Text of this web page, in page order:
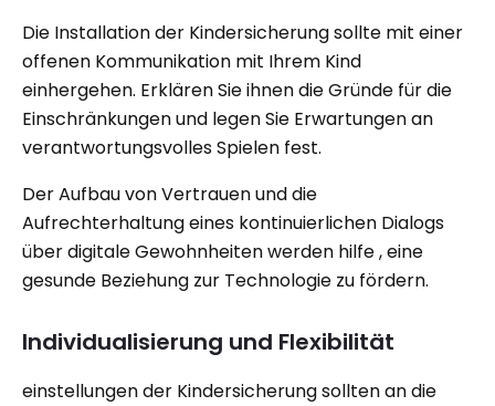
Die Installation der Kindersicherung sollte mit einer
offenen Kommunikation mit Ihrem Kind
einhergehen. Erklären Sie ihnen die Gründe für die
Einschränkungen und legen Sie Erwartungen an
verantwortungsvolles Spielen fest.
Der Aufbau von Vertrauen und die
Aufrechterhaltung eines kontinuierlichen Dialogs
über digitale Gewohnheiten werden hilfe , eine
gesunde Beziehung zur Technologie zu fördern.
Individualisierung und Flexibilität
einstellungen der Kindersicherung sollten an die